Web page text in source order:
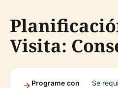
Visita:
Programe con
Se